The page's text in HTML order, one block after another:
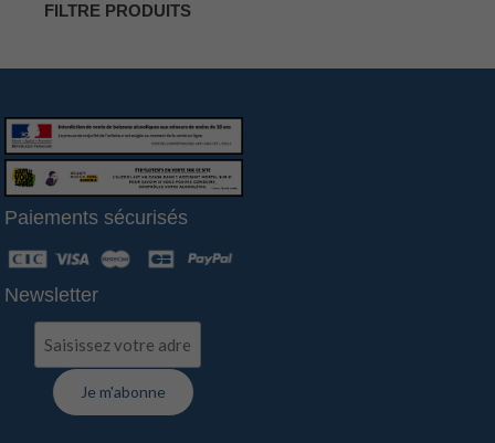
FILTRE PRODUITS
Paiements sécurisés
Newsletter